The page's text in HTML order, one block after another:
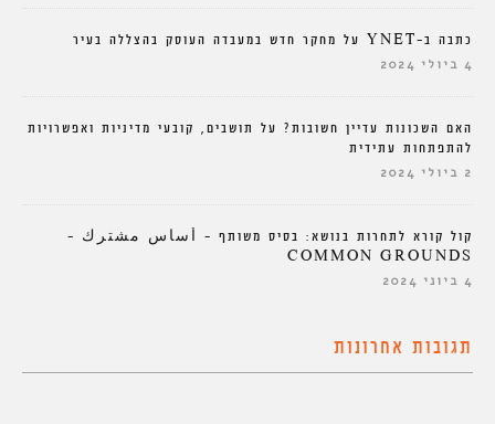
כתבה ב-YNET על מחקר חדש במעבדה העוסק בהצללה בעיר
4 ביולי 2024
האם השכונות עדיין חשובות? על תושבים, קובעי מדיניות ואפשרויות
להתפתחות עתידית
2 ביולי 2024
קול קורא לתחרות בנושא: בסיס משותף – أساس مشترك –
COMMON GROUNDS
4 ביוני 2024
תגובות אחרונות